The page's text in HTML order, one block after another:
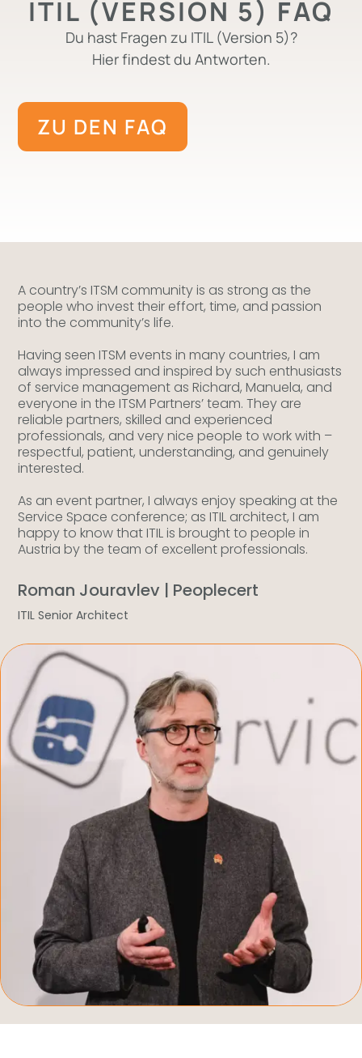
ITIL (VERSION 5) FAQ
Du hast Fragen zu ITIL (Version 5)?
Hier findest du Antworten.
ZU DEN FAQ
A country’s ITSM community is as strong as the
people who invest their effort, time, and passion
into the community’s life.
Having seen ITSM events in many countries, I am
always impressed and inspired by such enthusiasts
of service management as Richard, Manuela, and
everyone in the ITSM Partners’ team. They are
reliable partners, skilled and experienced
professionals, and very nice people to work with –
respectful, patient, understanding, and genuinely
interested.
As an event partner, I always enjoy speaking at the
Service Space conference; as ITIL architect, I am
happy to know that ITIL is brought to people in
Austria by the team of excellent professionals.
Roman Jouravlev | Peoplecert
ITIL Senior Architect